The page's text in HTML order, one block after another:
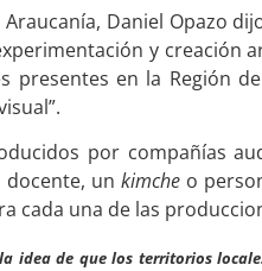
Araucanía, Daniel Opazo
y creación
presentes en la Región
por compañías
docente, un kimcheo
cada una de las
idea de que los territorios